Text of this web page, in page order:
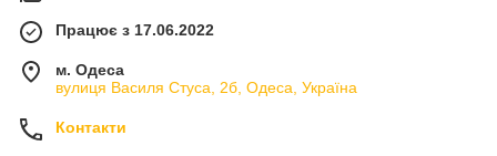
Працює з 17.06.2022
м. Одеса
вулиця Василя Стуса, 2б, Одеса, Україна
Контакти